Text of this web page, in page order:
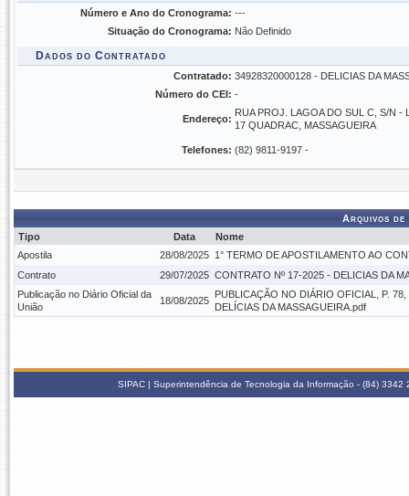
Número e Ano do Cronograma: ---
Situação do Cronograma: Não Definido
Dados do Contratado
Contratado: 34928320000128 - DELICIAS DA
Número do CEI: -
Endereço:
RUA PROJ. LAGOA DO SUL C, S/N -
17 QUADRAC, MASSAGUEIRA
Telefones: (82) 9811-9197 -
Arquivos
Tipo
Data
Nome
Apostila
28/08/2025 1° TERMO DE APOSTILAMENTO AO
Contrato
29/07/2025 CONTRATO Nº 17-2025 - DELICIAS DA
Publicação no Diário Oficial da
União
18/08/2025
PUBLICAÇÃO NO DIÁRIO OFICIAL, P.
DELÍCIAS DA MASSAGUEIRA.pdf
SIPAC | Superintendência de Tecnologia da Informação - (84)